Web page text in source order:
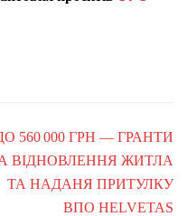
560 000 ГРН — ГРАНТИ
ВІДНОВЛЕННЯ ЖИТЛА
ТА НАДАНЯ ПРИТУЛКУ
ВПО HELVETAS